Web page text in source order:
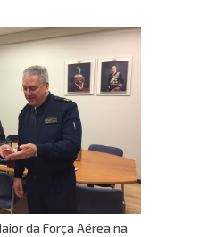
da Força Aérea na